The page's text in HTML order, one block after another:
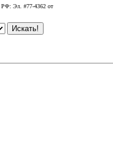
РФ: Эл. #77-4362 от